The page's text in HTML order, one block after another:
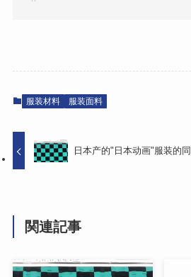
服装材料 服装面料
日本产的"日本动画"服装的
関連記事